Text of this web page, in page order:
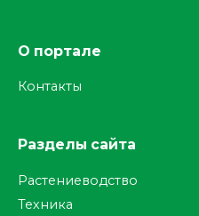
О портале
Контакты
Разделы сайта
Растениеводство
Техника